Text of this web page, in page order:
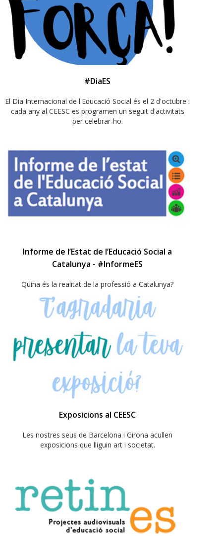
#DiaES
El Dia Internacional de l'Educació Social és el 2 d'octubre i
cada any al CEESC es programen un seguit d'activitats
per celebrar-ho.
Informe de l’Estat de l’Educació Social a
Catalunya - #InformeES
Quina és la realitat de la professió a Catalunya?
Exposicions al CEESC
Les nostres seus de Barcelona i Girona acullen
exposicions que lliguin art i societat.